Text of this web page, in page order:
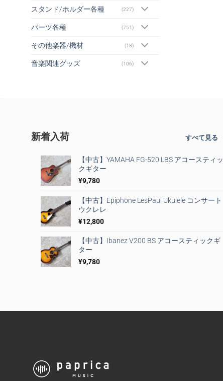
スタンド/ホルダー各種 (227)
パーツ各種 (751)
その他楽器/機材 (18)
音楽関連グッズ (106)
新着入荷 すべて見る
【中古】YAMAHA FG-520 LBS アコースティッ
クギター
¥9,780
【中古】Epiphone LesPaul Ukulele コンサート
ウクレレ
¥12,800
【中古】Ibanez V200 BS アコースティックギ
ター
¥9,780